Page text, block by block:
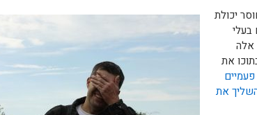
יכולת
בעלי
אלה
את
את